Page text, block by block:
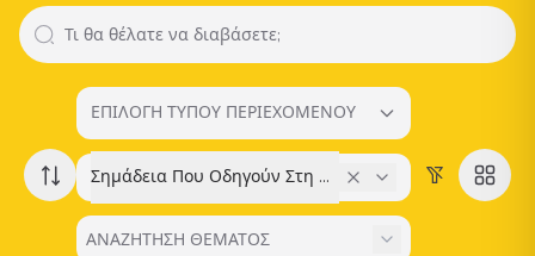
ΕΠΙΛΟΓΗ ΤΥΠΟΥ ΠΕΡΙΕΧΟΜΕΝΟΥ
Σημάδεια Που Οδηγούν Στη Θεωρία Της Εξέληξης